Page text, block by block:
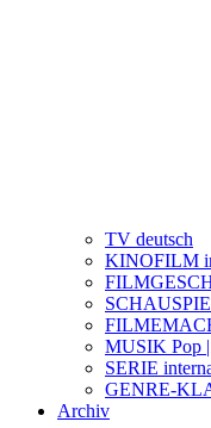
TV deutsch
KINOFILM
MUSIK Pop |
SERIE
GENRE-
Archiv